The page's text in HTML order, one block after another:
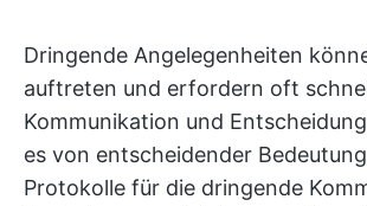
Dringende Angelegenheiten
auftreten und erfordern oft
Kommunikation und
es von entscheidender
Protokolle für die dringende